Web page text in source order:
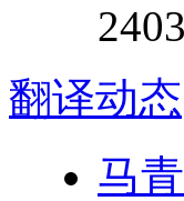
翻译动态
马